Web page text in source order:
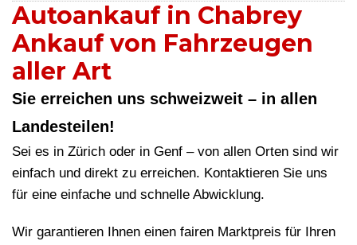
Autoankauf in Chabrey
Ankauf von Fahrzeugen
aller Art
Sie erreichen uns schweizweit – in allen
Landesteilen!
Sei es in Zürich oder in Genf – von allen Orten sind wir
einfach und direkt zu erreichen. Kontaktieren Sie uns
für eine einfache und schnelle Abwicklung.
Wir garantieren Ihnen einen fairen Marktpreis für Ihren